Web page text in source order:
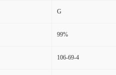
G
99%
106-69-4